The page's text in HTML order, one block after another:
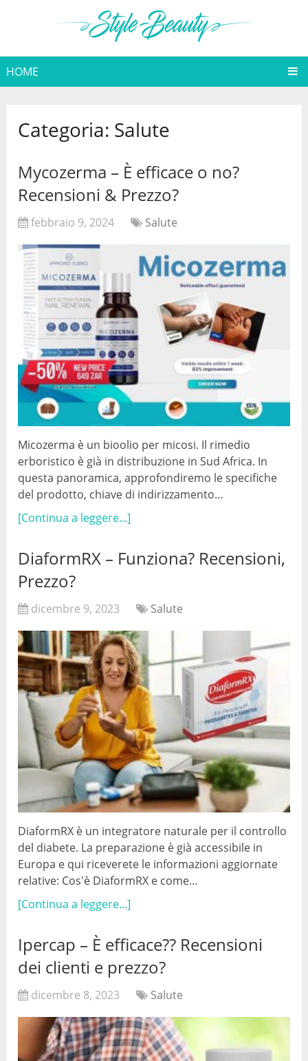
HOME
Categoria: Salute
Mycozerma – È efficace o no?
Recensioni & Prezzo?
febbraio 9, 2024 Salute
Micozerma è un bioolio per micosi. Il rimedio
erboristico è già in distribuzione in Sud Africa. In
questa panoramica, approfondiremo le specifiche
del prodotto, chiave di indirizzamento…
[Continua a leggere...]
DiaformRX – Funziona? Recensioni,
Prezzo?
dicembre 9, 2023 Salute
DiaformRX è un integratore naturale per il controllo
del diabete. La preparazione è già accessibile in
Europa e qui riceverete le informazioni aggiornate
relative: Cos'è DiaformRX e come…
[Continua a leggere...]
Ipercap – È efficace?? Recensioni
dei clienti e prezzo?
dicembre 8, 2023 Salute